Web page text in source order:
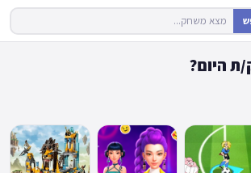
היום?